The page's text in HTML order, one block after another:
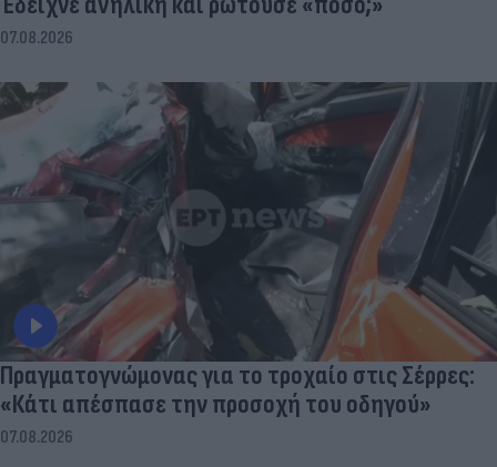
07.08.2026
Πραγματογνώμονας για το τροχαίο στις Σέρρες:
«Κάτι απέσπασε την προσοχή του οδηγού»
07.08.2026